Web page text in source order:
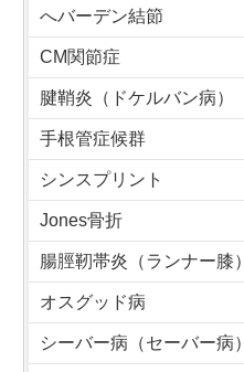
へバーデン結節
CM関節症
腱鞘炎（ドケルバン病）
手根管症候群
シンスプリント
Jones骨折
腸脛靭帯炎（ランナー膝）
オスグッド病
シーバー病（セーバー病）